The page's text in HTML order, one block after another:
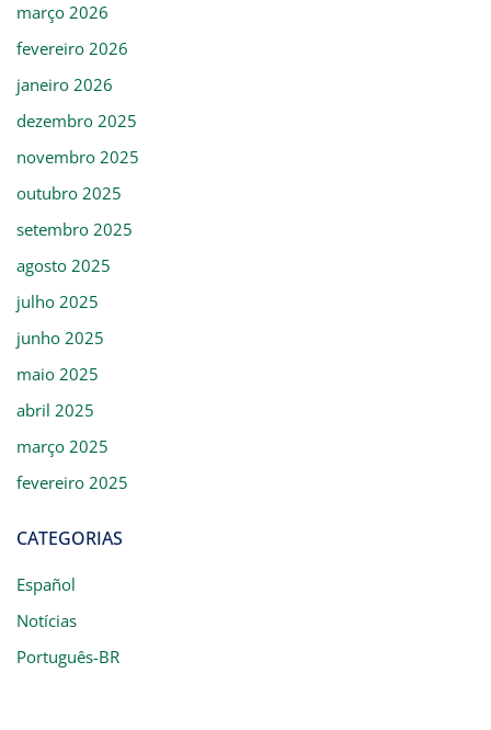
março 2026
fevereiro 2026
janeiro 2026
dezembro 2025
novembro 2025
outubro 2025
setembro 2025
agosto 2025
julho 2025
junho 2025
maio 2025
abril 2025
março 2025
fevereiro 2025
CATEGORIAS
Español
Notícias
Português-BR